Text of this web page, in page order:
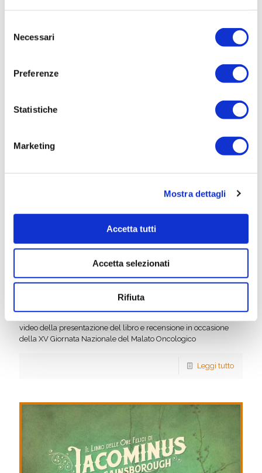
delNecessari
Preferenze
Statistiche
Marketing
Mostra dettagli
Accetta tutti
Accetta selezionati
Rifiuta
familiari a partire dalla visione (autogestita) del film Marriage
Story. Rifletteremo insieme sulle suggestioni di due universi che
Leggi tutto
Recensione del libro di Giangiacomo
Schiavi “Il mistero della notte. Una
diagnosi per Michelangelo.” e video
dell’incontro
video della presentazione del libro e recensione in occasione
della XV Giornata Nazionale del Malato Oncologico
Leggi tutto